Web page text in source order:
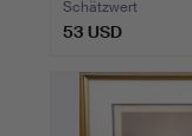
Schätzwert
53 USD